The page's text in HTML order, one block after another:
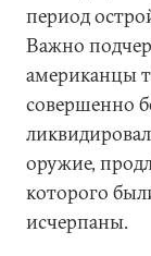
период
Важно
американцы
совершенно
оружие,
которого
исчерпаны.